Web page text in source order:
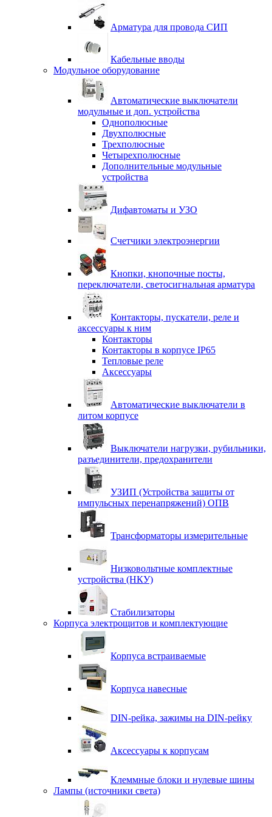
Арматура для провода СИП
Кабельные вводы
Модульное оборудование
Автоматические выключатели
модульные и доп. устройства
Однополюсные
Двухполюсные
Трехполюсные
Четырехполюсные
Дополнительные модульные
устройства
Дифавтоматы и УЗО
Счетчики электроэнергии
Кнопки, кнопочные посты,
переключатели, светосигнальная арматура
Контакторы, пускатели, реле и
аксессуары к ним
Контакторы
Контакторы в корпусе IP65
Тепловые реле
Аксессуары
Автоматические выключатели в
литом корпусе
Выключатели нагрузки, рубильники,
разъединители, предохранители
УЗИП (Устройства защиты от
импульсных перенапряжений) ОПВ
Трансформаторы измерительные
Низковольтные комплектные
устройства (НКУ)
Стабилизаторы
Корпуса электрощитов и комплектующие
Корпуса встраиваемые
Корпуса навесные
DIN-рейка, зажимы на DIN-рейку
Аксессуары к корпусам
Клеммные блоки и нулевые шины
Лампы (источники света)